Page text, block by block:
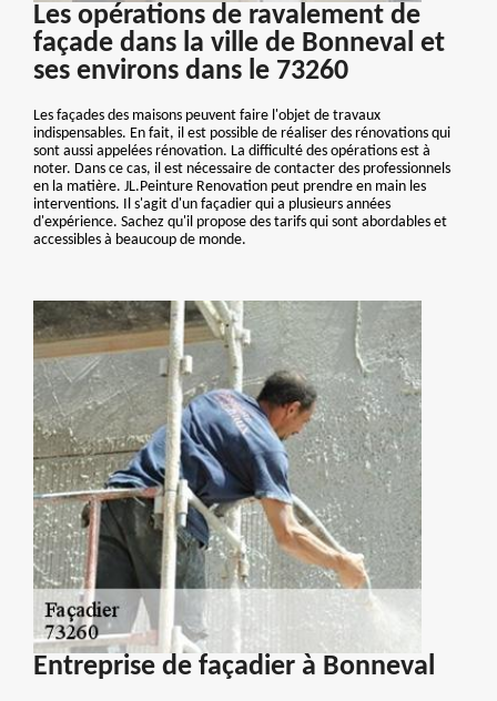
Les opérations de ravalement de
façade dans la ville de Bonneval et
ses environs dans le 73260
Les façades des maisons peuvent faire l'objet de travaux
indispensables. En fait, il est possible de réaliser des rénovations qui
sont aussi appelées rénovation. La difficulté des opérations est à
noter. Dans ce cas, il est nécessaire de contacter des professionnels
en la matière. JL.Peinture Renovation peut prendre en main les
interventions. Il s'agit d'un façadier qui a plusieurs années
d'expérience. Sachez qu'il propose des tarifs qui sont abordables et
accessibles à beaucoup de monde.
Entreprise de façadier à Bonneval